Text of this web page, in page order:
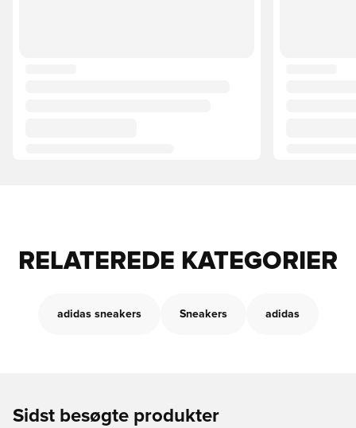
RELATEREDE KATEGORIER
adidas sneakers Sneakers adidas
Sidst besøgte produkter